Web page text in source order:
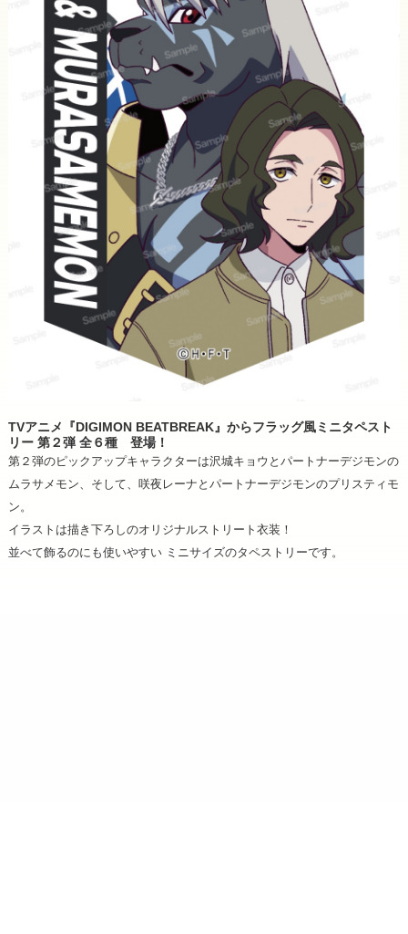
TVアニメ『DIGIMON BEATBREAK』からフラッグ風ミニタペスト
リー 第２弾 全６種 登場！
第２弾のピックアップキャラクターは沢城キョウとパートナーデジモンの
ムラサメモン、そして、咲夜レーナとパートナーデジモンのプリスティモ
ン。
イラストは描き下ろしのオリジナルストリート衣装！
並べて飾るのにも使いやすい ミニサイズのタペストリーです。